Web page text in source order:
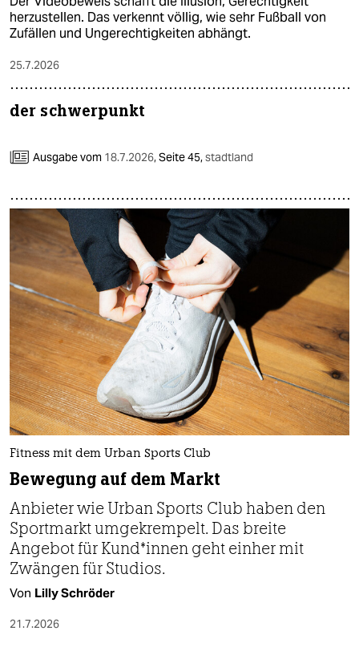
herzustellen. Das verkennt völlig, wie sehr Fußball von
Zufällen und Ungerechtigkeiten abhängt.
25.7.2026
der schwerpunkt
Ausgabe vom 18.7.2026,Seite 45,stadtland
Fitness mit dem Urban Sports Club
Bewegung auf dem Markt
Anbieter wie Urban Sports Club haben den
Sportmarkt umgekrempelt. Das breite
Angebot für­ Kund*innen geht einher mit
Zwängen für Studios.
Von Lilly Schröder
21.7.2026